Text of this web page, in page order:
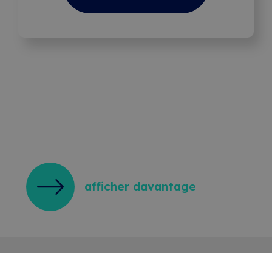
afficher davantage